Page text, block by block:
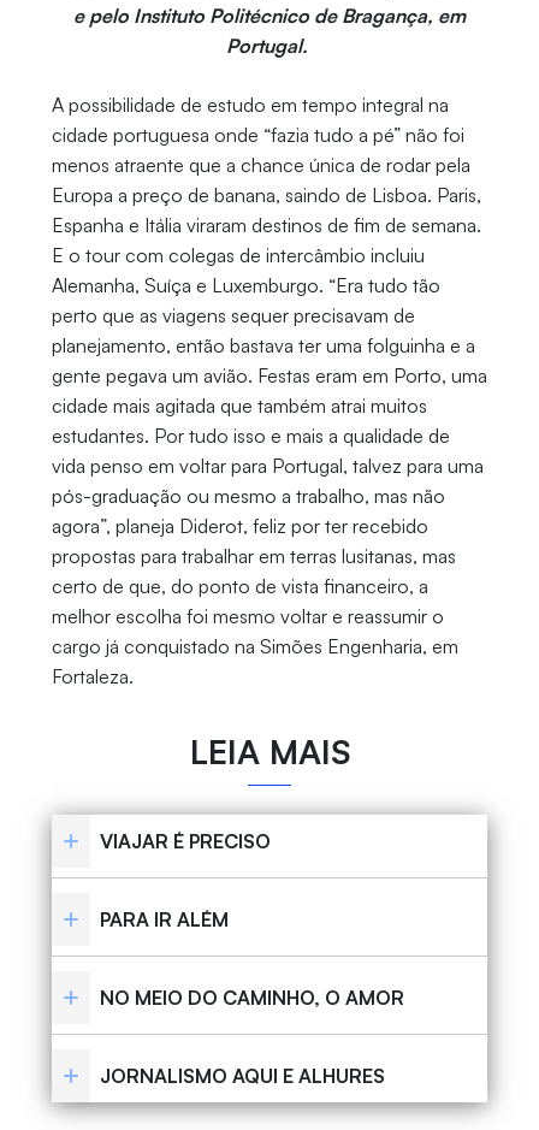
e pelo Instituto Politécnico de Bragança, em
Portugal.
A possibilidade de estudo em tempo integral na
cidade portuguesa onde “fazia tudo a pé” não foi
menos atraente que a chance única de rodar pela
Europa a preço de banana, saindo de Lisboa. Paris,
Espanha e Itália viraram destinos de fim de semana.
E o tour com colegas de intercâmbio incluiu
Alemanha, Suíça e Luxemburgo. “Era tudo tão
perto que as viagens sequer precisavam de
planejamento, então bastava ter uma folguinha e a
gente pegava um avião. Festas eram em Porto, uma
cidade mais agitada que também atrai muitos
estudantes. Por tudo isso e mais a qualidade de
vida penso em voltar para Portugal, talvez para uma
pós-graduação ou mesmo a trabalho, mas não
agora”, planeja Diderot, feliz por ter recebido
propostas para trabalhar em terras lusitanas, mas
certo de que, do ponto de vista financeiro, a
melhor escolha foi mesmo voltar e reassumir o
cargo já conquistado na Simões Engenharia, em
Fortaleza.
LEIA MAIS
VIAJAR É PRECISO
PARA IR ALÉM
NO MEIO DO CAMINHO, O AMOR
JORNALISMO AQUI E ALHURES